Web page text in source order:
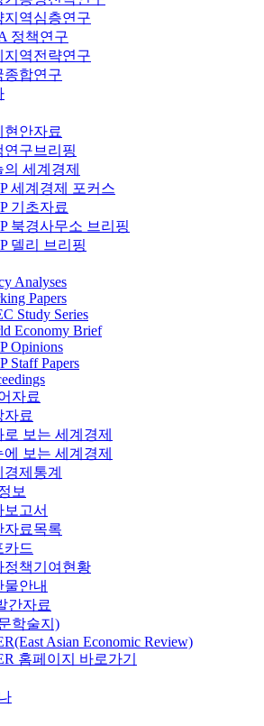
지역심층연구
정책연구
지역전략연구
종합연구
현안자료
연구브리핑
의 세계경제
세계경제 포커스
기초자료
북경사무소 브리핑
델리 브리핑
Analyses
Papers
Study Series
Economy Brief
Opinions
Staff Papers
자료
자료
로 보는 세계경제
에 보는 세계경제
경제통계
보
보고서
자료목록
카드
정책기여현황
물안내
간자료
학술지)
Asian Economic Review)
홈페이지 바로가기